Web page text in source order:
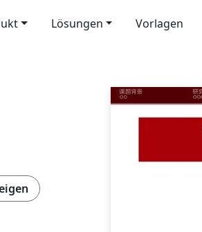
Lösungen Vorlagen